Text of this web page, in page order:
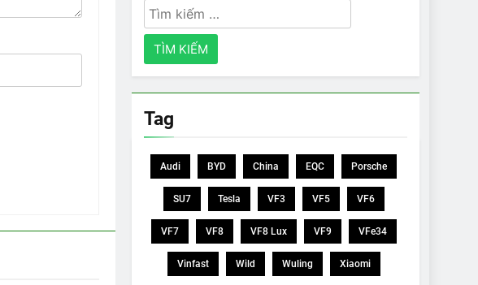
Tìm
kiếm
cho:
Tag
Audi BYD China EQC Porsche
SU7 Tesla VF3 VF5 VF6
VF7 VF8 VF8 Lux VF9 VFe34
Vinfast Wild Wuling Xiaomi